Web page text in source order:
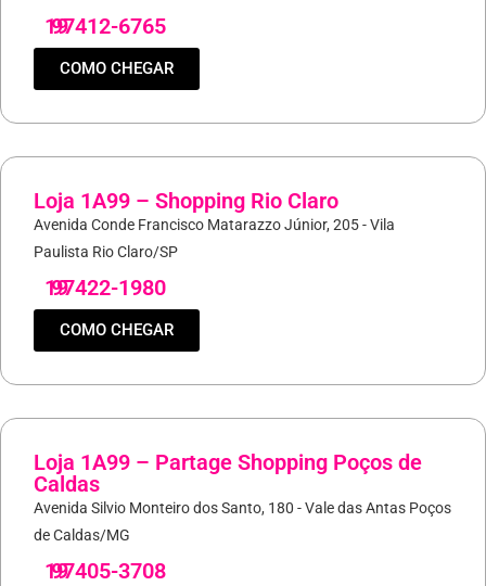
19
97412-6765
COMO CHEGAR
Loja 1A99 – Shopping Rio Claro
Avenida Conde Francisco Matarazzo Júnior, 205 - Vila
Paulista Rio Claro/SP
19
97422-1980
COMO CHEGAR
Loja 1A99 – Partage Shopping Poços de
Caldas
Avenida Silvio Monteiro dos Santo, 180 - Vale das Antas Poços
de Caldas/MG
19
97405-3708